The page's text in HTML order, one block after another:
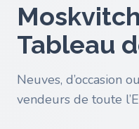
Tableau
Neuves, d’occasion
vendeurs de toute